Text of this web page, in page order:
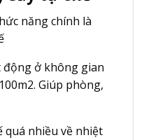
năng chính là
động ở không gian
Giúp phòng,
quá nhiều về nhiệt